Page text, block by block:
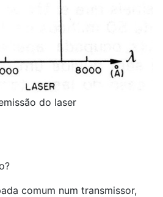
do laser
comum num transmissor,